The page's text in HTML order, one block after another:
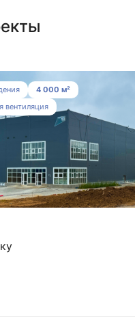
4 000 м²
вентиляция
Ледовой Арены